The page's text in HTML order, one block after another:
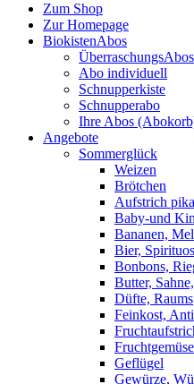
Zum Shop
Zur Homepage
BiokistenAbos
ÜberraschungsAbos
Abo individuell
Schnupperkiste
Schnupperabo
Ihre Abos
Angebote
Sommerglück
Weizen
Brötchen
Aufstrich
Baby-und
Bananen,
Bier,
Bonbons,
Butter,
Düfte,
Feinkost,
Fruchtgemüse
Geflügel
Gewürze,